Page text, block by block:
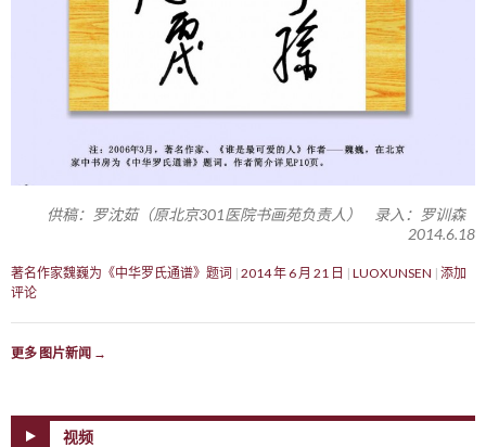
供稿：罗沈茹（原北京301医院书画苑负责人） 录入：罗训森
2014.6.18
著名作家魏巍为《中华罗氏通谱》题词 2014 年 6 月 21 日 LUOXUNSEN 添加
评论
更多 图片新闻 →
视频